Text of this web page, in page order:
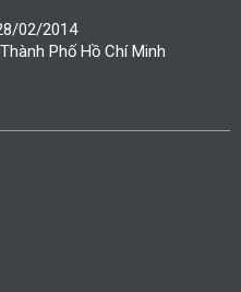
02/2014
Phố Hồ Chí Minh